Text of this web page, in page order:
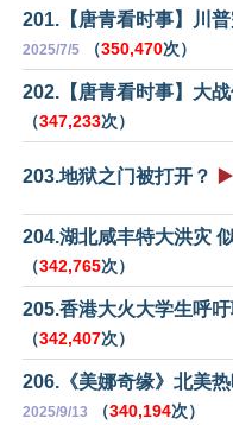
201.【唐青看时事】川
2025/7/5 （350,470次）
202.【唐青看时事】大
（347,233次）
203.地狱之门被打开？ ▶️
204.湖北咸丰特大洪灾
（342,765次）
205.香港大火大学生呼
（342,407次）
206.《美娜奇缘》北美
2025/9/13 （340,194次）